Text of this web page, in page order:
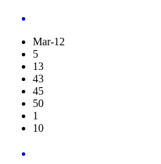
Mar-12
5
13
43
45
50
1
10